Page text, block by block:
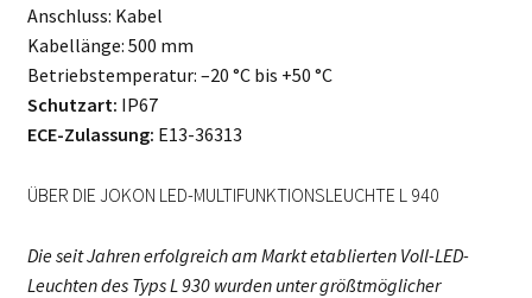
Anschluss: Kabel
Kabellänge: 500 mm
Betriebstemperatur: –20 °C bis +50 °C
Schutzart: IP67
ECE-Zulassung: E13-36313
ÜBER DIE JOKON LED-MULTIFUNKTIONSLEUCHTE L 940
Die seit Jahren erfolgreich am Markt etablierten Voll-LED-
Leuchten des Typs L 930 wurden unter größtmöglicher